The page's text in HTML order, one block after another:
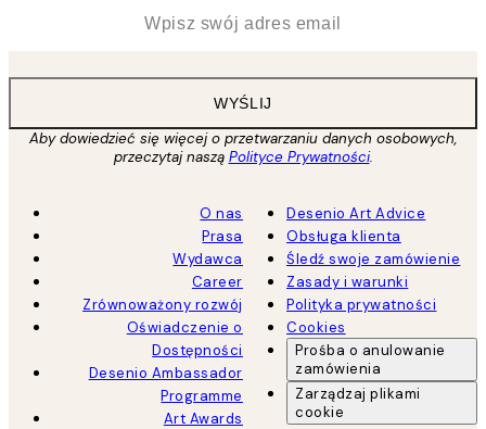
WYŚLIJ
Aby dowiedzieć się więcej o przetwarzaniu danych osobowych,
przeczytaj naszą Polityce Prywatności.
O nas
Prasa
Wydawca
Career
Zrównoważony rozwój
Oświadczenie o
Dostępności
Desenio Ambassador
Programme
Art Awards
Desenio Art Advice
Obsługa klienta
Śledź swoje zamówienie
Zasady i warunki
Polityka prywatności
Cookies
Prośba o anulowanie
zamówienia
Zarządzaj plikami
cookie